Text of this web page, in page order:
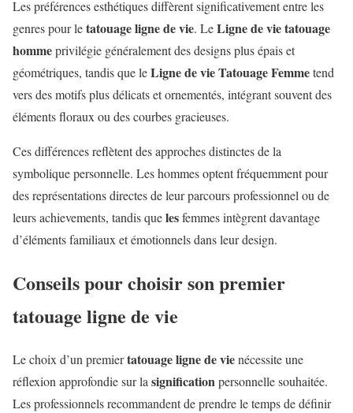
Les préférences esthétiques diffèrent significativement entre les
genres pour letatouage ligne de vie. LeLigne de vie tatouage
hommeprivilégie généralement des designs plus épais et
géométriques, tandis que leLigne de vie Tatouage Femmetend
vers des motifs plus délicats et ornementés, intégrant souvent des
éléments floraux ou des courbes gracieuses.
Ces différences reflètent des approches distinctes de la
symbolique personnelle. Les hommes optent fréquemment pour
des représentations directes de leur parcours professionnel ou de
leurs achievements, tandis quelesfemmes intègrent davantage
d’éléments familiaux et émotionnels dans leur design.
Conseils pour choisir son premier
tatouage ligne de vie
Le choix d’un premiertatouage ligne de vienécessite une
réflexion approfondie sur la significationpersonnelle souhaitée.
Les professionnels recommandent de prendre le temps de définir